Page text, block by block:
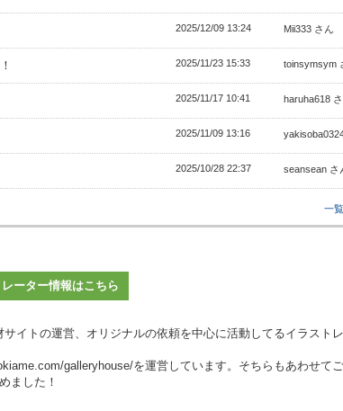
2025/12/09 13:24 Mii333 さん
2025/11/23 15:33 toinsymsym
2025/11/17 10:41 haruha618
2025/11/09 13:16
2025/10/28 22:37 seansean さ
一
ーター情報はこちら
イトの運営、オリジナルの依頼を中心に活動してるイラスト
galleryhouse/を運営しています。そちらもあわせて
ました！